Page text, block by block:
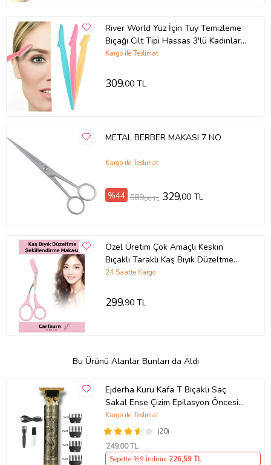
River World Yüz İçin Tüy Temizleme
Bıçağı Cilt Tipi Hassas 3'lü Kadınlar
İçin
Kargo ile Teslimat
309,00 TL
METAL BERBER MAKASI 7 NO
Kargo ile Teslimat
%44 589,00 TL 329,00 TL
Özel Üretim Çok Amaçlı Keskin
Bıçaklı Taraklı Kaş Bıyık Düzeltme
Şekillendirme Makası
24 Saatte Kargo
299,90 TL
Bu Ürünü Alanlar Bunları da Aldı
Ejderha Kuru Kafa T Bıçaklı Saç
Sakal Ense Çizim Epilasyon Öncesi
Tıraş Traş Makinesi
(20)
Kargo ile Teslimat
249,00 TL
Sepette %9 İndirim 226,59 TL